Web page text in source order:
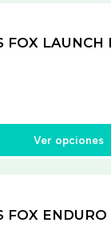
FOX LAUNCH
Ver opciones
FOX